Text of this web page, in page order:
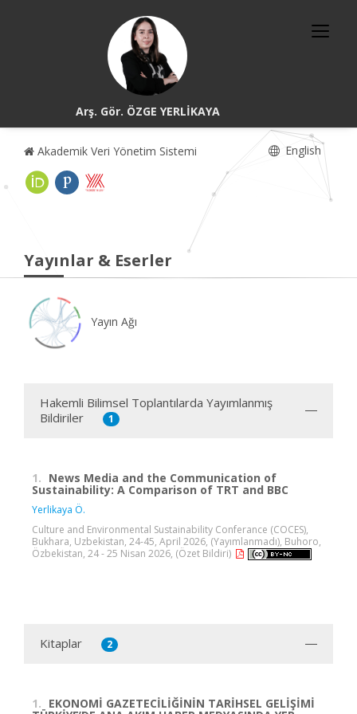
Arş. Gör. ÖZGE YERLİKAYA
Akademik Veri Yönetim Sistemi English
Yayınlar & Eserler
Yayın Ağı
Hakemli Bilimsel Toplantılarda Yayımlanmış
Bildiriler
1
1. News Media and the Communication of
Sustainability: A Comparison of TRT and BBC
Yerlikaya Ö.
Culture and Environmental Sustainability Conferance (COCES),
Bukhara, Uzbekistan, 24-45, April 2026, (Yayımlanmadı), Buhoro,
Özbekistan, 24 - 25 Nisan 2026, (Özet Bildiri)
Kitaplar 2
1. EKONOMİ GAZETECİLİĞİNİN TARİHSEL GELİŞİMİ